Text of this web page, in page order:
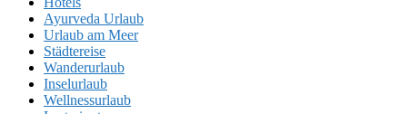
Ayurveda Urlaub
Urlaub am Meer
Städtereise
Wanderurlaub
Inselurlaub
Wellnessurlaub